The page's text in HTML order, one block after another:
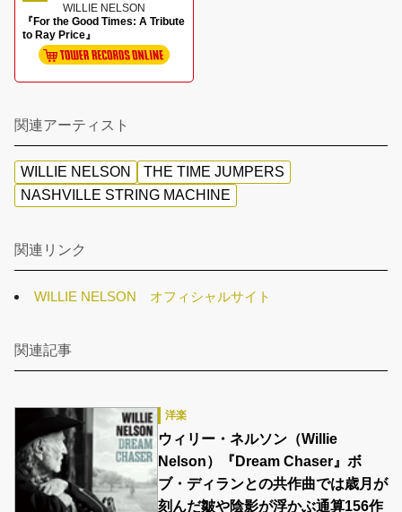
WILLIE NELSON
『For the Good Times: A Tribute
to Ray Price』
関連アーティスト
WILLIE NELSON
THE TIME JUMPERS
NASHVILLE STRING MACHINE
関連リンク
WILLIE NELSON オフィシャルサイト
関連記事
洋楽
ウィリー・ネルソン（Willie
Nelson）『Dream Chaser』ボ
ブ・ディランとの共作曲では歳月が
刻んだ皺や陰影が浮かぶ通算156作